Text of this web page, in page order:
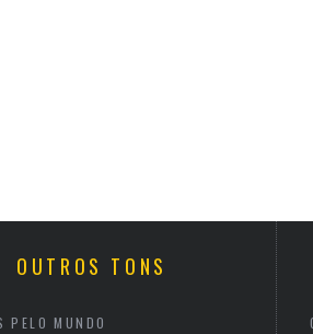
OUTROS TONS
PELO MUNDO